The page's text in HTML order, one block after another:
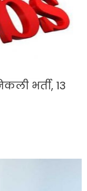
भर्ती, 13